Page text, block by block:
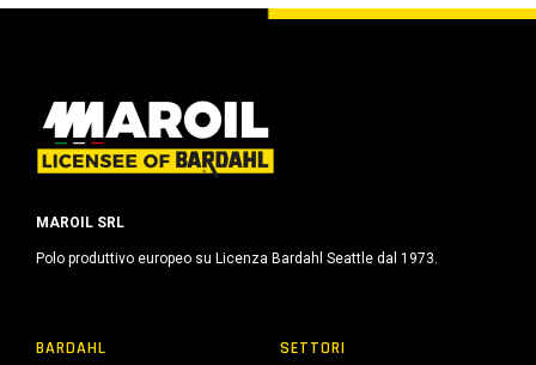
MAROIL SRL
Polo produttivo europeo su Licenza Bardahl Seattle dal 1973.
BARDAHL SETTORI